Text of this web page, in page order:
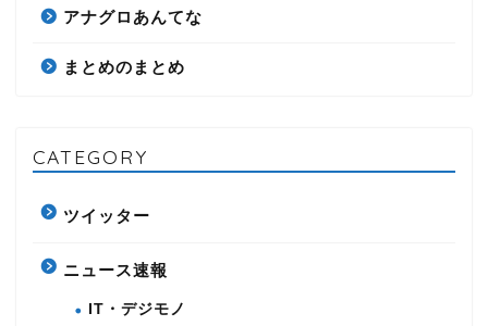
アナグロあんてな
まとめのまとめ
CATEGORY
ツイッター
ニュース速報
IT・デジモノ